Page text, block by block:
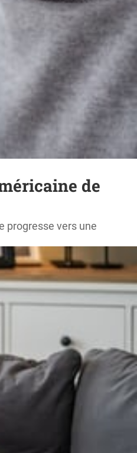
de
progresse vers une